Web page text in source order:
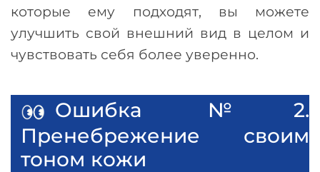
которые ему подходят, вы можете
улучшить свой внешний вид в целом и
чувствовать себя более уверенно.
Ошибка №2.
Пренебрежение своим
тоном кожи